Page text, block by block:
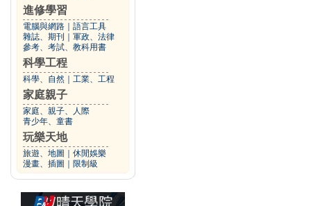
進修學習
電腦與網路
語言工具
雜誌、期刊
軍政、法律
參考、考試、教科用書
科學工程
科學、自然 工業、工程
家庭親子
家庭、親子、人際
青少年、童書
玩樂天地
旅遊、地圖
休閒娛樂
漫畫、插圖
限制級